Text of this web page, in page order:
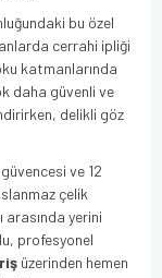
bu özel
cerrahi ipliği
katmanlarında
daha güvenli ve
delikli göz
ve 12
çelik
arasında yerini
profesyonel
üzerinden hemen